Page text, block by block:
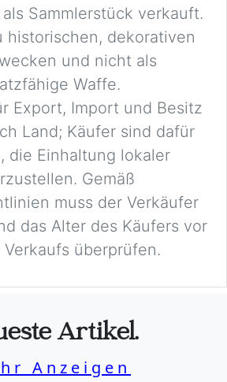
Sammlerstück verkauft.
historischen, dekorativen
und nicht als
Waffe.
Export, Import und Besitz
Land; Käufer sind dafür
die Einhaltung lokaler
Gemäß
muss der Verkäufer
das Alter des Käufers vor
überprüfen.
Artikel.
Anzeigen